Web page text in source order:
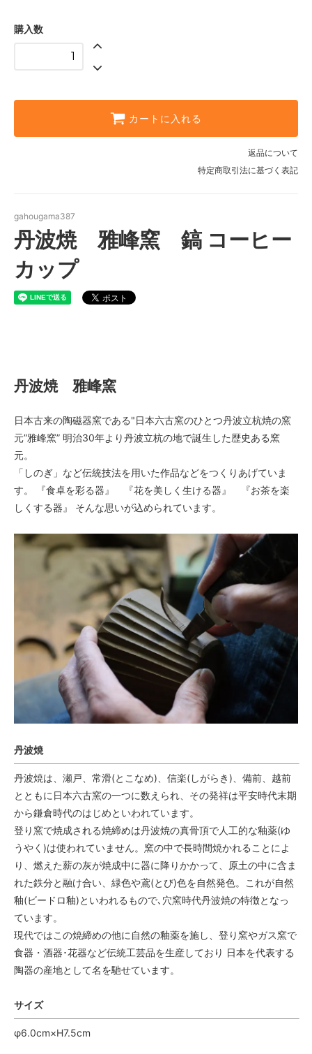
購入数
カートに入れる
返品について
特定商取引法に基づく表記
gahougama387
丹波焼 雅峰窯 鎬 コーヒー
カップ
丹波焼 雅峰窯
日本古来の陶磁器窯である"日本六古窯のひとつ丹波立杭焼の窯
元”雅峰窯” 明治30年より丹波立杭の地で誕生した歴史ある窯
元。
「しのぎ」など伝統技法を用いた作品などをつくりあげていま
す。 『食卓を彩る器』 『花を美しく生ける器』 『お茶を楽
しくする器』 そんな思いが込められています。
丹波焼
丹波焼は、瀬戸、常滑(とこなめ)、信楽(しがらき)、備前、越前
とともに日本六古窯の一つに数えられ、その発祥は平安時代末期
から鎌倉時代のはじめといわれています。
登り窯で焼成される焼締めは丹波焼の真骨頂で人工的な釉薬(ゆ
うやく)は使われていません。窯の中で長時間焼かれることによ
り、燃えた薪の灰が焼成中に器に降りかかって、原土の中に含ま
れた鉄分と融け合い、緑色や鳶(とび)色を自然発色。これが自然
釉(ビードロ釉)といわれるもので､穴窯時代丹波焼の特徴となっ
ています。
現代ではこの焼締めの他に自然の釉薬を施し、登り窯やガス窯で
食器・酒器･花器など伝統工芸品を生産しており 日本を代表する
陶器の産地として名を馳せています。
サイズ
φ6.0cm×H7.5cm